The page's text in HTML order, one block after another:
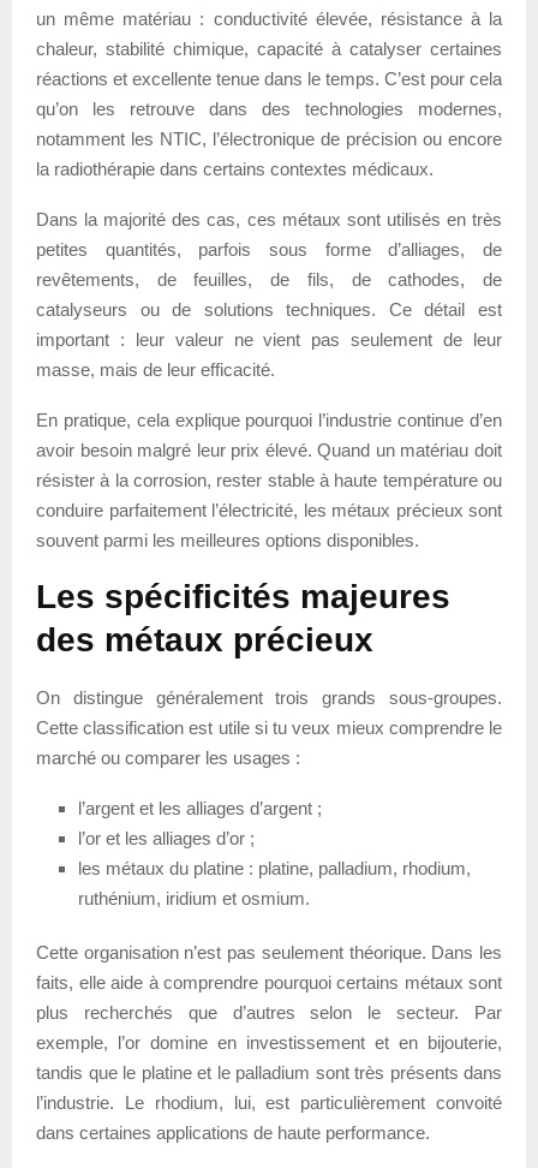
un même matériau : conductivité élevée, résistance à la
chaleur, stabilité chimique, capacité à catalyser certaines
réactions et excellente tenue dans le temps. C’est pour cela
qu’on les retrouve dans des technologies modernes,
notamment les NTIC, l’électronique de précision ou encore
la radiothérapie dans certains contextes médicaux.
Dans la majorité des cas, ces métaux sont utilisés en très
petites quantités, parfois sous forme d’alliages, de
revêtements, de feuilles, de fils, de cathodes, de
catalyseurs ou de solutions techniques. Ce détail est
important : leur valeur ne vient pas seulement de leur
masse, mais de leur efficacité.
En pratique, cela explique pourquoi l’industrie continue d’en
avoir besoin malgré leur prix élevé. Quand un matériau doit
résister à la corrosion, rester stable à haute température ou
conduire parfaitement l’électricité, les métaux précieux sont
souvent parmi les meilleures options disponibles.
Les spécificités majeures
des métaux précieux
On distingue généralement trois grands sous-groupes.
Cette classification est utile si tu veux mieux comprendre le
marché ou comparer les usages :
l’argent et les alliages d’argent ;
l’or et les alliages d’or ;
les métaux du platine : platine, palladium, rhodium,
ruthénium, iridium et osmium.
Cette organisation n’est pas seulement théorique. Dans les
faits, elle aide à comprendre pourquoi certains métaux sont
plus recherchés que d’autres selon le secteur. Par
exemple, l’or domine en investissement et en bijouterie,
tandis que le platine et le palladium sont très présents dans
l’industrie. Le rhodium, lui, est particulièrement convoité
dans certaines applications de haute performance.